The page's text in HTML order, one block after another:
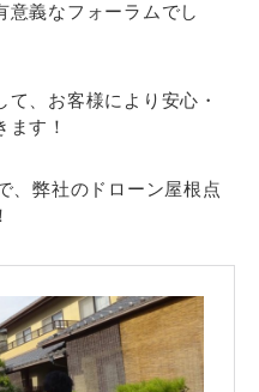
意義なフォーラムでし
、お客様により安心・
す！
、弊社のドローン屋根点